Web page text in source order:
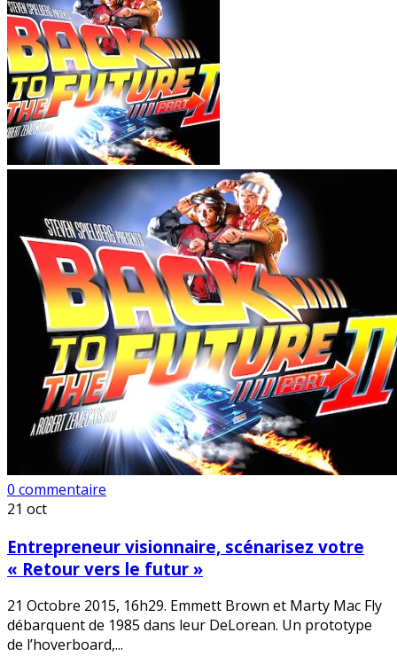
0 commentaire
21 oct
Entrepreneur visionnaire, scénarisez votre
« Retour vers le futur »
21 Octobre 2015, 16h29. Emmett Brown et Marty Mac Fly
débarquent de 1985 dans leur DeLorean. Un prototype
de l’hoverboard,...